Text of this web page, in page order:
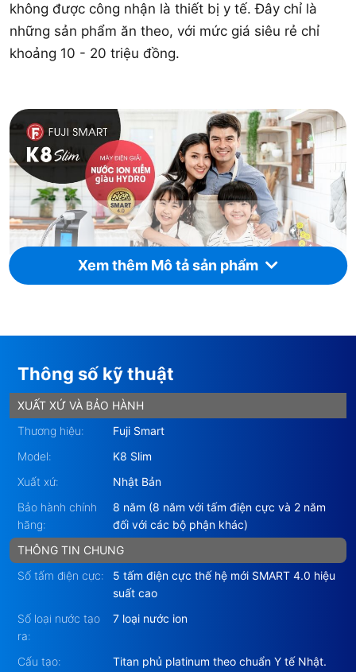
không được công nhận là thiết bị y tế. Đây chỉ là
những sản phẩm ăn theo, với mức giá siêu rẻ chỉ
khoảng 10 - 20 triệu đồng.
Máy Lọc Nước iOn Kiềm Fuji Smart K8 Slim
Lọc Nước iON Kiềm (Máy Điện Giải) giá rẻ đầu tiên
tại Việt Nam từ tập đoàn lớn của Nhật. Đây là dòng
máy được xem là có mức giá thấp chưa từng có của
dòng sản phẩm Máy Lọc Nước iON Kiềm thông minh
(Smart Alkaline iONizer), đạt chuẩn thiết bị y tế và
có nồng độ Hydro hoà tan cao.
Sau nhiều nhiều thí nghiệm lâm sàng, Bộ Y tế Nhật
phê duyệt nước uống nước ion kiềm có tác dụng cải
thiện các triệu chứng tiêu hoá, làm dịu các cơn đau
và khó chịu ở dạ dày, giúp bài tiết dễ dàng hơn,
chống tiêu chảy mãn tính, khó tiêu, táo bón, lên men
dạ dày hoặc ruột bất thường và kiểm soát axit. Máy
Xem thêm Mô tả sản phẩm
Thông số kỹ thuật
XUẤT XỨ VÀ BẢO HÀNH
Thương hiệu:
Fuji Smart
Model:
K8 Slim
Xuất xứ:
Nhật Bản
Bảo hành chính
hãng:
8 năm (8 năm với tấm điện cực và 2 năm
đối với các bộ phận khác)
THÔNG TIN CHUNG
Số tấm điện cực:
5 tấm điện cực thế hệ mới SMART 4.0 hiệu
suất cao
Số loại nước tạo
ra:
7 loại nước ion
Cấu tạo:
Titan phủ platinum theo chuẩn Y tế Nhật.